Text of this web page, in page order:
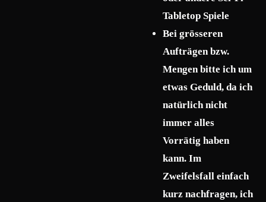
Tabletop Spiele
Bei grösseren
Aufträgen bzw.
Mengen bitte ich um
etwas Geduld, da ich
natürlich nicht
immer alles
Vorrätig haben
kann. Im
Zweifelsfall einfach
kurz nachfragen, ich